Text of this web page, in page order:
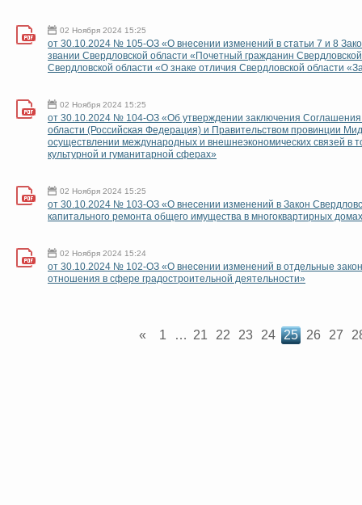
02 Ноября 2024 15:25
от 30.10.2024 № 105-ОЗ «О внесении изменений в статьи 7 и 8
звании Свердловской области «Почетный гражданин
Свердловской области «О знаке отличия Свердловской области
02 Ноября 2024 15:25
от 30.10.2024 № 104-ОЗ «Об утверждении заключения
области (Российская Федерация) и Правительством провинции
осуществлении международных и внешнеэкономических связей в
культурной и гуманитарной сферах»
02 Ноября 2024 15:25
от 30.10.2024 № 103-ОЗ «О внесении изменений в Закон
капитального ремонта общего имущества в многоквартирных
02 Ноября 2024 15:24
от 30.10.2024 № 102-ОЗ «О внесении изменений в отдельные
отношения в сфере градостроительной деятельности»
« 1 … 21 22 23 24 25 26 27